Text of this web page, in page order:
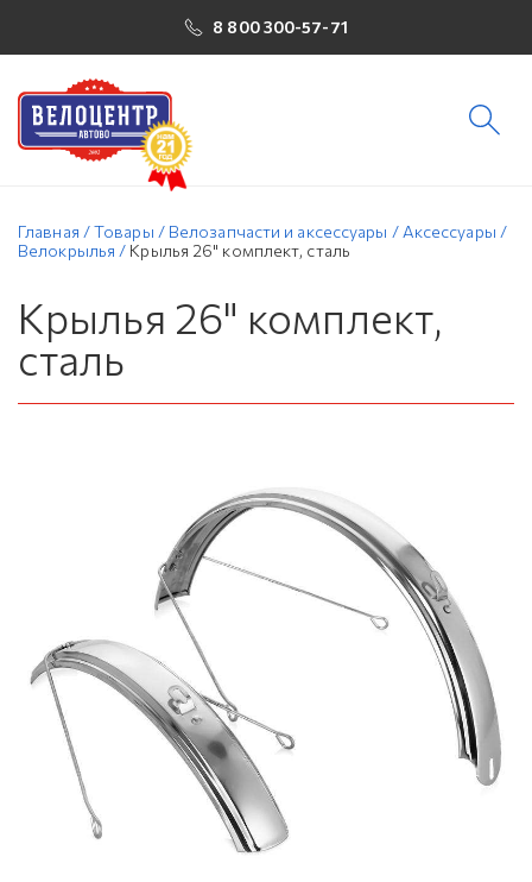
8 800 300-57-71
Главная /Товары / Велозапчасти и аксессуары / Аксессуары /
Велокрылья / Крылья 26" комплект, сталь
Крылья 26" комплект,
сталь